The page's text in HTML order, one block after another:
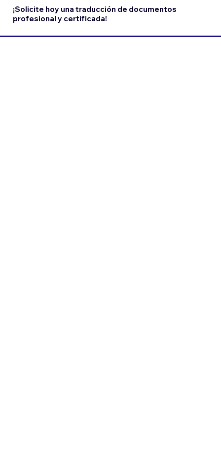
¡Solicite hoy una traducción de documentos
profesional y certificada!